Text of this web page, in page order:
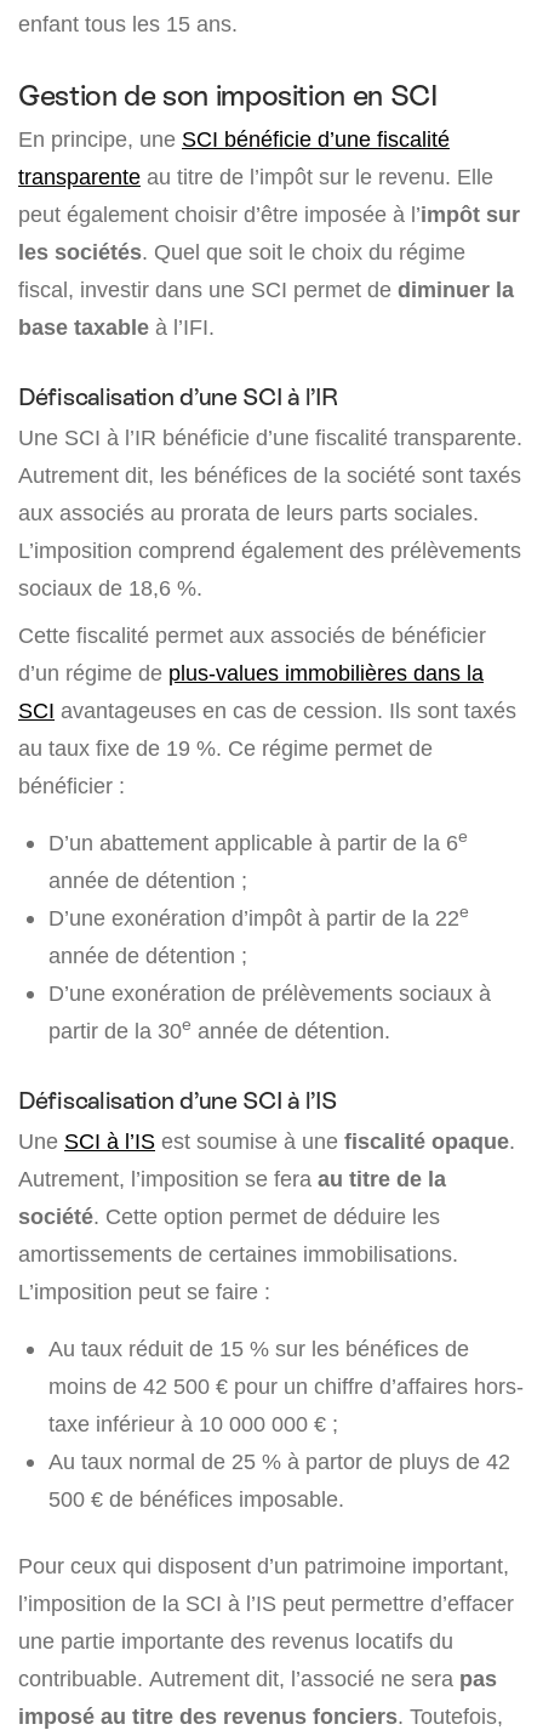
enfant tous les 15 ans.
Gestion de son imposition en SCI
En principe, une SCI bénéficie d’une fiscalité
transparente au titre de l’impôt sur le revenu. Elle
peut également choisir d’être imposée à l’impôt sur
les sociétés. Quel que soit le choix du régime
fiscal, investir dans une SCI permet de diminuer la
base taxable à l’IFI.
Défiscalisation d’une SCI à l’IR
Une SCI à l’IR bénéficie d’une fiscalité transparente.
Autrement dit, les bénéfices de la société sont taxés
aux associés au prorata de leurs parts sociales.
L’imposition comprend également des prélèvements
sociaux de 18,6 %.
Cette fiscalité permet aux associés de bénéficier
d’un régime de plus-values immobilières dans la
SCI avantageuses en cas de cession. Ils sont taxés
au taux fixe de 19 %. Ce régime permet de
bénéficier :
D’un abattement applicable à partir de la 6e
année de détention ;
D’une exonération d’impôt à partir de la 22e
année de détention ;
D’une exonération de prélèvements sociaux à
partir de la 30e année de détention.
Défiscalisation d’une SCI à l’IS
Une SCI à l’IS est soumise à une fiscalité opaque.
Autrement, l’imposition se fera au titre de la
société. Cette option permet de déduire les
amortissements de certaines immobilisations.
L’imposition peut se faire :
Au taux réduit de 15 % sur les bénéfices de
moins de 42 500 € pour un chiffre d’affaires hors-
taxe inférieur à 10 000 000 € ;
Au taux normal de 25 % à partor de pluys de 42
500 € de bénéfices imposable.
Pour ceux qui disposent d’un patrimoine important,
l’imposition de la SCI à l’IS peut permettre d’effacer
une partie importante des revenus locatifs du
contribuable. Autrement dit, l’associé ne sera pas
imposé au titre des revenus fonciers. Toutefois,